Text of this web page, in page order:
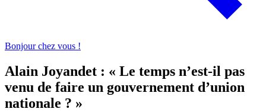
Bonjour chez vous !
Alain Joyandet : « Le temps n’est-il pas
venu de faire un gouvernement d’union
nationale ? »